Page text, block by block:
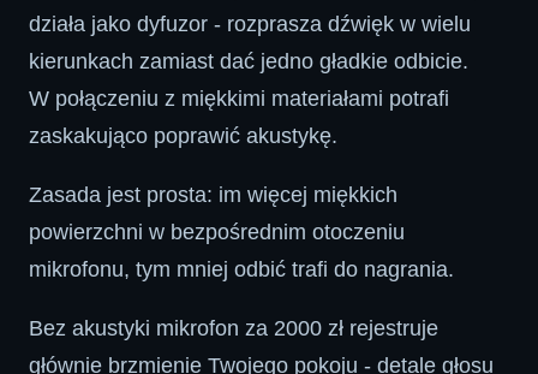
działa jako dyfuzor - rozprasza dźwięk w wielu
kierunkach zamiast dać jedno gładkie odbicie.
W połączeniu z miękkimi materiałami potrafi
zaskakująco poprawić akustykę.
Zasada jest prosta: im więcej miękkich
powierzchni w bezpośrednim otoczeniu
mikrofonu, tym mniej odbić trafi do nagrania.
Bez akustyki mikrofon za 2000 zł rejestruje
głównie brzmienie Twojego pokoju - detale głosu